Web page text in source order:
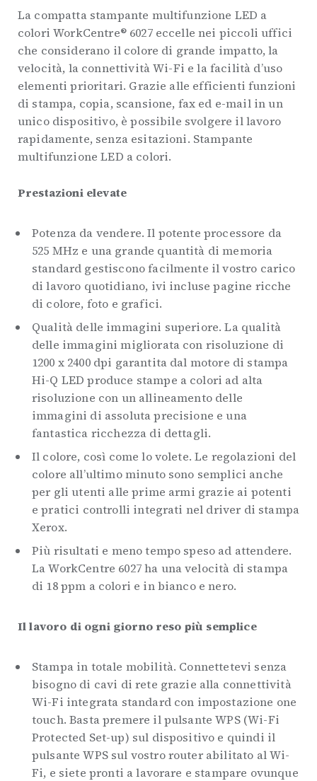
La compatta stampante multifunzione LED a
colori WorkCentre® 6027 eccelle nei piccoli uffici
che considerano il colore di grande impatto, la
velocità, la connettività Wi-Fi e la facilità d’uso
elementi prioritari. Grazie alle efficienti funzioni
di stampa, copia, scansione, fax ed e-mail in un
unico dispositivo, è possibile svolgere il lavoro
rapidamente, senza esitazioni. Stampante
multifunzione LED a colori.
Prestazioni elevate
Potenza da vendere. Il potente processore da
525 MHz e una grande quantità di memoria
standard gestiscono facilmente il vostro carico
di lavoro quotidiano, ivi incluse pagine ricche
di colore, foto e grafici.
Qualità delle immagini superiore. La qualità
delle immagini migliorata con risoluzione di
1200 x 2400 dpi garantita dal motore di stampa
Hi-Q LED produce stampe a colori ad alta
risoluzione con un allineamento delle
immagini di assoluta precisione e una
fantastica ricchezza di dettagli.
Il colore, così come lo volete. Le regolazioni del
colore all’ultimo minuto sono semplici anche
per gli utenti alle prime armi grazie ai potenti
e pratici controlli integrati nel driver di stampa
Xerox.
Più risultati e meno tempo speso ad attendere.
La WorkCentre 6027 ha una velocità di stampa
di 18 ppm a colori e in bianco e nero.
Il lavoro di ogni giorno reso più semplice
Stampa in totale mobilità. Connettetevi senza
bisogno di cavi di rete grazie alla connettività
Wi-Fi integrata standard con impostazione one
touch. Basta premere il pulsante WPS (Wi-Fi
Protected Set-up) sul dispositivo e quindi il
pulsante WPS sul vostro router abilitato al Wi-
Fi, e siete pronti a lavorare e stampare ovunque